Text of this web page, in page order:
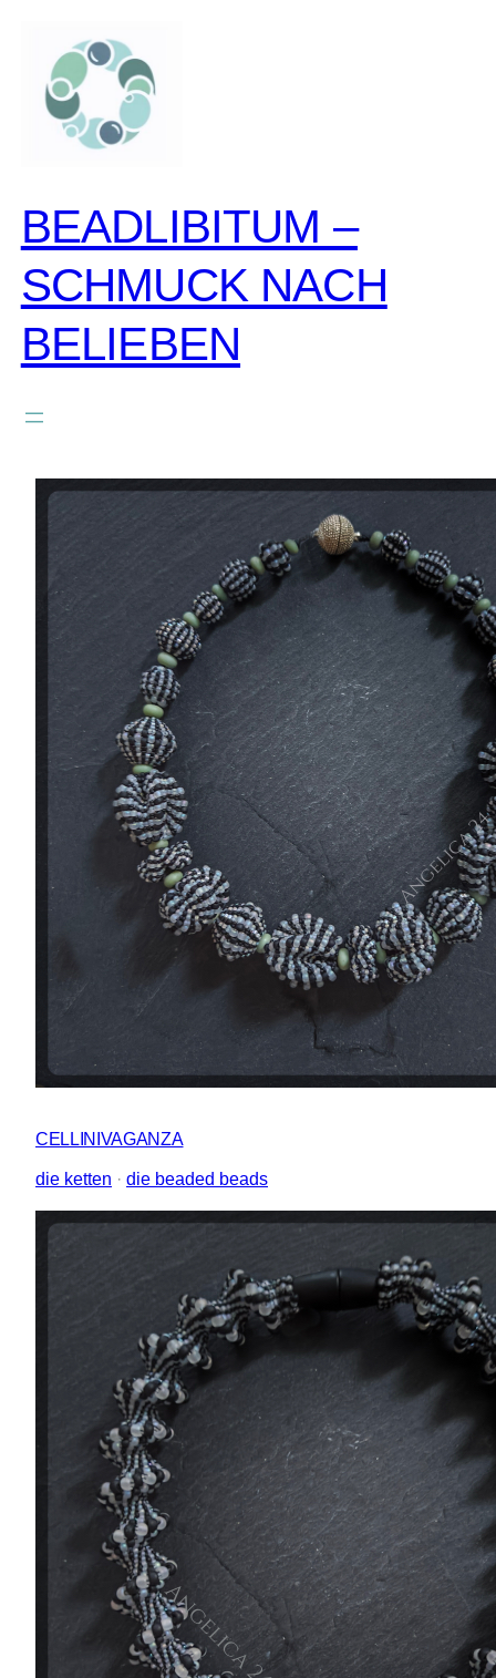
springen
BEADLIBITUM –
SCHMUCK NACH
BELIEBEN
CELLINIVAGANZA
die ketten · die beaded beads